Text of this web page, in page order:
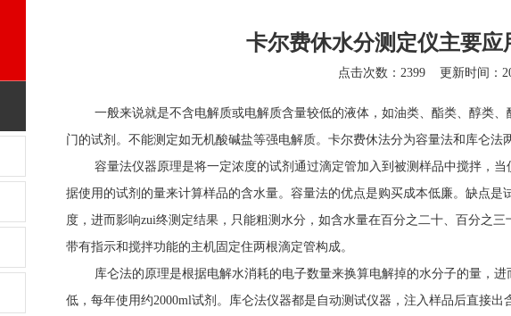
卡尔费休水分测定仪主要应
点击次数：2399 更新时间：
一般来说就是不含电解质或电解质含量较低的液体，如油类、酯类、醇类、
门的试剂。不能测定如无机酸碱盐等强电解质。 卡尔费休法分为容量法和库仑法
容量法仪器原理是将一定浓度的试剂通过滴定管加入到被测样品中搅拌，
据使用的试剂的量来计算样品的含水量。容量法的优点是购买成本低廉。缺点
度，进而影响zui终测定结果，只能粗测水分，如含水量在百分之二十、百分之
带有指示和搅拌功能的主机固定住两根滴定管构成。
库仑法的原理是根据电解水消耗的电子数量来换算电解掉的水分子的量，进
低，每年使用约2000ml试剂。库仑法仪器都是自动测试仪器，注入样品后直接